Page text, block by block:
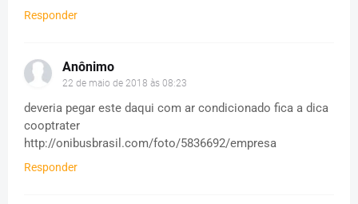
Responder
Anônimo
22 de maio de 2018 às 08:23
deveria pegar este daqui com ar condicionado fica a dica
cooptrater
http://onibusbrasil.com/foto/5836692/empresa
Responder